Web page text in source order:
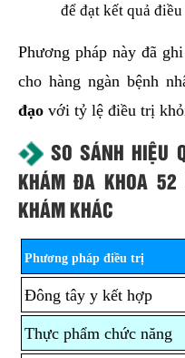
để đạt kết quả
Phương pháp này đã
cho hàng ngàn bệnh
đạo với tỷ lệ điều trị
SO SÁNH HIỆU
KHÁM ĐA KHOA 52
KHÁM KHÁC
Phương pháp điều trị
Đông tây y kết hợp
Thực phẩm chức năng